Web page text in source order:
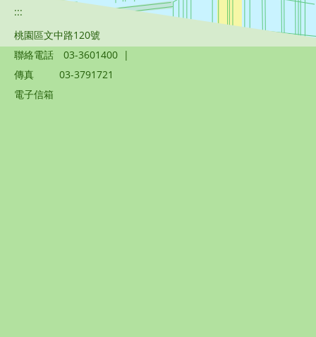
:::
桃園區文中路120號
聯絡電話
03-3601400 |
傳真
03-3791721
電子信箱